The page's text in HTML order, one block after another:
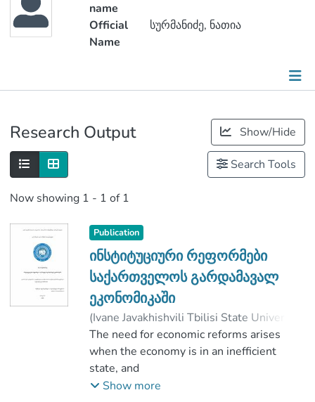
name
Official
Name
სურმანიძე, ნათია
Research Output Show/Hide
Search Tools
Now showing 1 - 1 of 1
Publication
ინსტიტუციური რეფორმები
საქართველოს გარდამავალ
ეკონომიკაში
(Ivane Javakhishvili Tbilisi State University
2020)სურმანიძე, ნათია
;
ხარიტონაშვილი, ჯემალ
;
Faculty of Economics and Business
Ivane Javakhishvili Tbilisi State University
The need for economic reforms arises
when the economy is in an inefficient
state, and
transformation is necessary to transition
Show more